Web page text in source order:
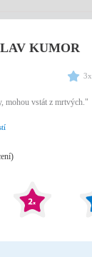
KUMOR
3x
mohou vstát z mrtvých."